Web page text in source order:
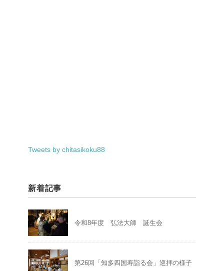
Tweets by chitasikoku88
新着記事
令和8年度 弘法大師 誕生会
第26回「知多四国寿詣る会」巡拝の様子